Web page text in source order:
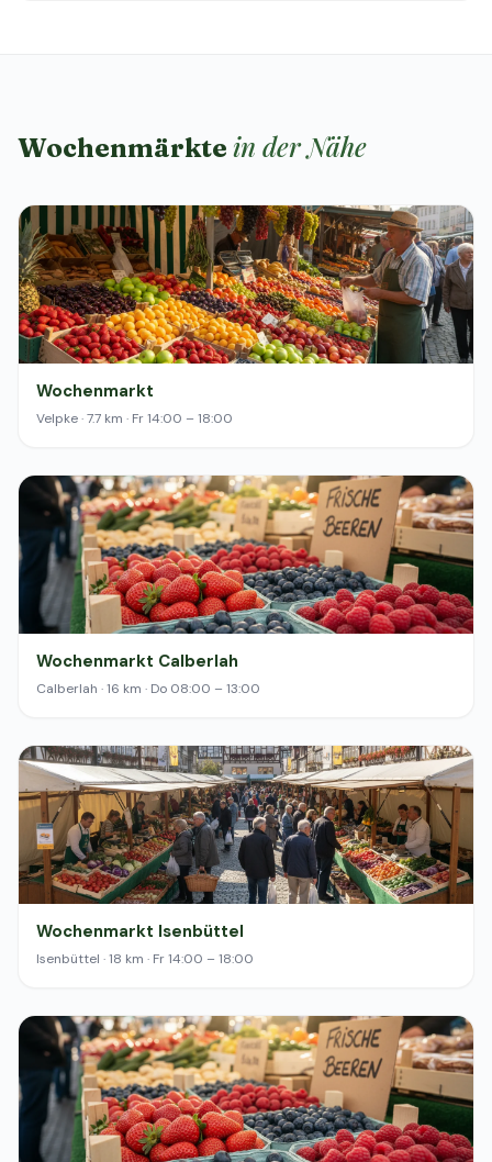
Wochenmärkte in der Nähe
Wochenmarkt
Velpke · 7.7 km · Fr 14:00 – 18:00
Wochenmarkt Calberlah
Calberlah · 16 km · Do 08:00 – 13:00
Wochenmarkt Isenbüttel
Isenbüttel · 18 km · Fr 14:00 – 18:00